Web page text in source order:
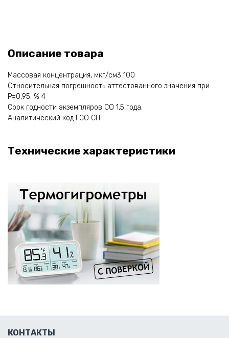
Описание товара
Массовая концентрация, мкг/см3 100
Относительная погрешность аттестованного значения при
Р=0,95, % 4
Срок годности экземпляров СО 1,5 года.
Аналитический код ГСО СП
Технические характеристики
КОНТАКТЫ